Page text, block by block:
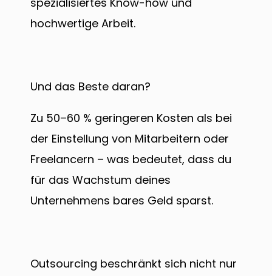
hochwertige Arbeit.
Und das Beste daran?
Zu 50–60 % geringeren Kosten als bei
der Einstellung von Mitarbeitern oder
Freelancern – was bedeutet, dass du
für das Wachstum deines
Unternehmens bares Geld sparst.
Outsourcing beschränkt sich nicht nur